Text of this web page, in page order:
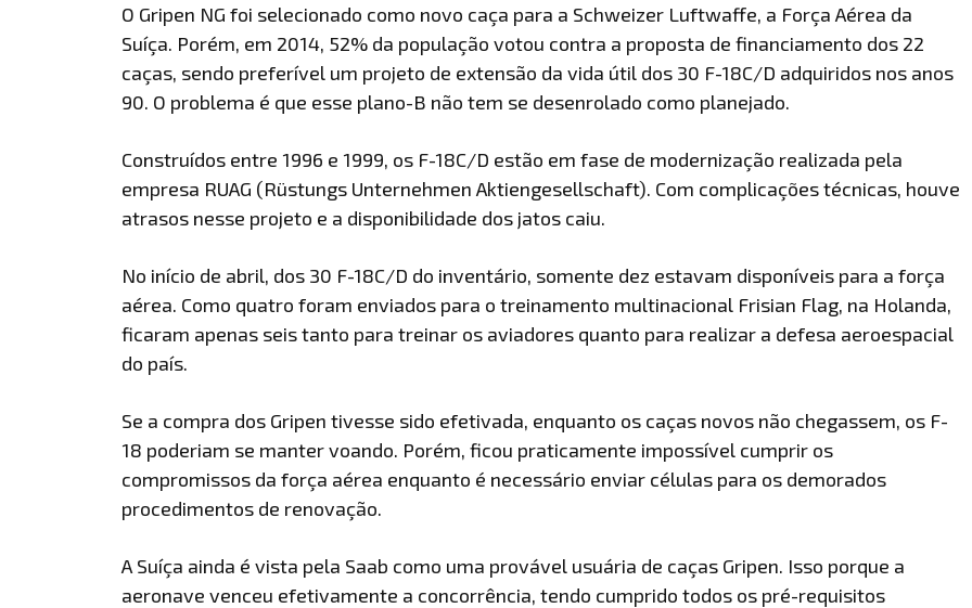
O Gripen NG foi selecionado como novo caça para a Schweizer Luftwaffe, a Força Aérea da
Suíça. Porém, em 2014, 52% da população votou contra a proposta de financiamento dos 22
caças, sendo preferível um projeto de extensão da vida útil dos 30 F-18C/D adquiridos nos anos
90. O problema é que esse plano-B não tem se desenrolado como planejado.
Construídos entre 1996 e 1999, os F-18C/D estão em fase de modernização realizada pela
empresa RUAG (Rüstungs Unternehmen Aktiengesellschaft). Com complicações técnicas, houve
atrasos nesse projeto e a disponibilidade dos jatos caiu.
No início de abril, dos 30 F-18C/D do inventário, somente dez estavam disponíveis para a força
aérea. Como quatro foram enviados para o treinamento multinacional Frisian Flag, na Holanda,
ficaram apenas seis tanto para treinar os aviadores quanto para realizar a defesa aeroespacial
do país.
Se a compra dos Gripen tivesse sido efetivada, enquanto os caças novos não chegassem, os F-
18 poderiam se manter voando. Porém, ficou praticamente impossível cumprir os
compromissos da força aérea enquanto é necessário enviar células para os demorados
procedimentos de renovação.
A Suíça ainda é vista pela Saab como uma provável usuária de caças Gripen. Isso porque a
aeronave venceu efetivamente a concorrência, tendo cumprido todos os pré-requisitos